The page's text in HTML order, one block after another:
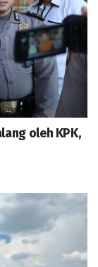
oleh KPK,